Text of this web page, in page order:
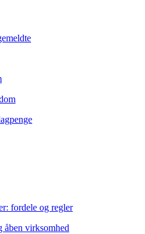
fordele og regler
åben virksomhed